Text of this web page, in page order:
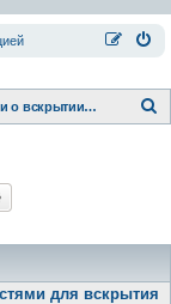
Заметки о вскрытии моделей
для вскрытия